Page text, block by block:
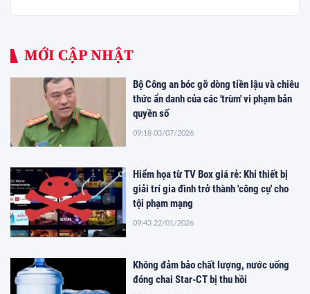
MỚI CẬP NHẬT
Bộ Công an bóc gỡ dòng tiền lậu và chiêu
thức ẩn danh của các 'trùm' vi phạm bản
quyền số
09:18 03/07/2026
Hiểm họa từ TV Box giá rẻ: Khi thiết bị
giải trí gia đình trở thành 'công cụ' cho
tội phạm mạng
09:43 22/01/2026
Không đảm bảo chất lượng, nước uống
đóng chai Star-CT bị thu hồi